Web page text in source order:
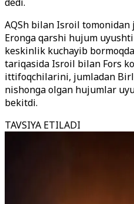
AQSh bilan Isroil
Eronga qarshi hujum
keskinlik kuchayib
tariqasida Isroil bilan Fors
ittifoqchilarini, jumladan
nishonga olgan hujumlar
bekitdi.
TAVSIYA ETILADI